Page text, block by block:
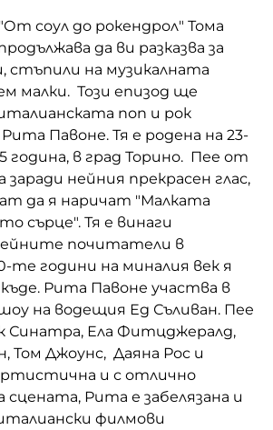
соул до рокендрол" Тома
да ви разказва за
стъпили на музикалната
малки. Този епизод ще
поп и рок
Павоне. Тя е родена на 23-
година, в град Торино. Пее от
заради нейния прекрасен глас,
да я наричат "Малката
сърце". Тя е винаги
почитатели в
те години на миналия век я
Рита Павоне участва в
на водещия Ед Съливан. Пее
Синатра, Ела Фитцджералд,
Джоунс, Даяна Рос и
и с отлично
сцената, Рита е забелязана и
филмови